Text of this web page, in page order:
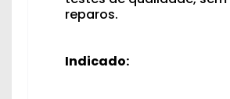
reparos.
Indicado: